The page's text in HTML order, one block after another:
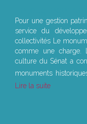
Pour une gestion
service du
collectivités Le
comme une
culture du Sénat a
monuments
Lire la suite